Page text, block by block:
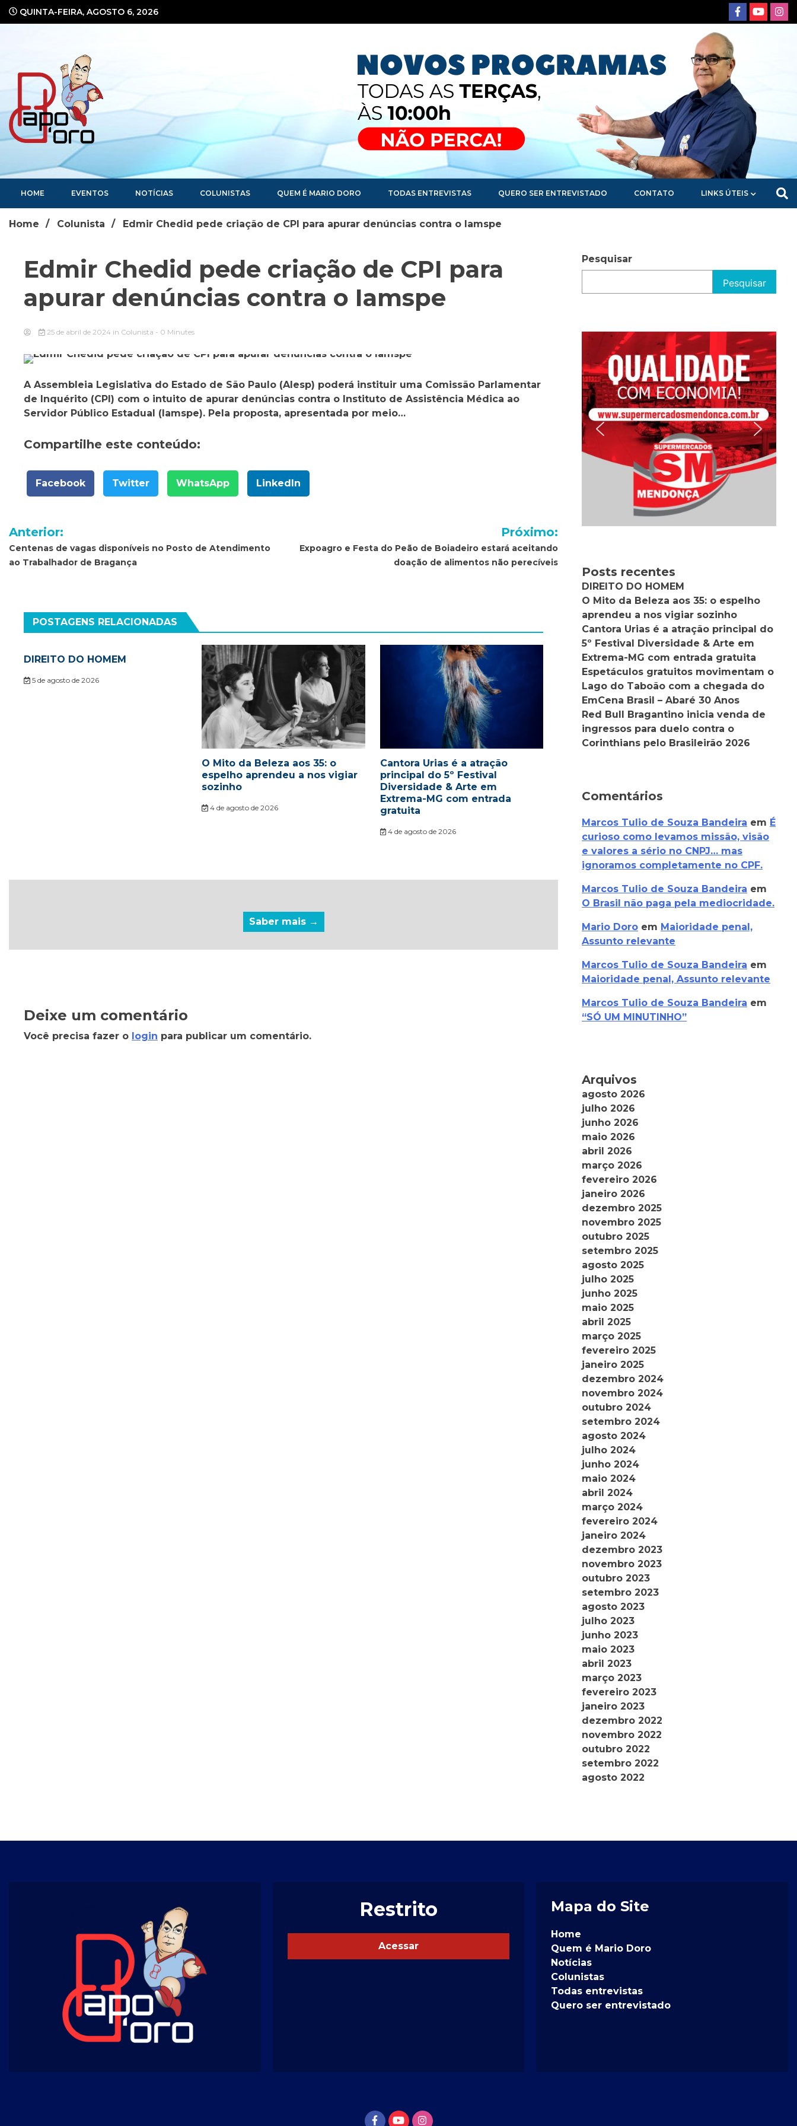
QUINTA-FEIRA, AGOSTO 6, 2026
Portal de Notícias
HOME EVENTOS NOTÍCIAS COLUNISTAS QUEM É MARIO DORO TODAS ENTREVISTAS QUERO SER ENTREVISTADO CONTATO LINKS ÚTEIS
Home Colunista Edmir Chedid pede criação de CPI para apurar denúncias contra o Iamspe
Edmir Chedid pede criação de CPI para
apurar denúncias contra o Iamspe
25 de abril de 2024 in Colunista - 0 Minutes
A Assembleia Legislativa do Estado de São Paulo (Alesp) poderá instituir uma Comissão Parlamentar
de Inquérito (CPI) com o intuito de apurar denúncias contra o Instituto de Assistência Médica ao
Servidor Público Estadual (Iamspe). Pela proposta, apresentada por meio…
Compartilhe este conteúdo:
Facebook Twitter WhatsApp LinkedIn
Navegação
de
Anterior:
Centenas de vagas disponíveis no Posto de Atendimento
ao Trabalhador de Bragança
Próximo:
Expoagro e Festa do Peão de Boiadeiro estará aceitando
doação de alimentos não perecíveis
POSTAGENS RELACIONADAS
DIREITO DO HOMEM
5 de agosto de 2026
O Mito da Beleza aos 35: o
espelho aprendeu a nos vigiar
sozinho
4 de agosto de 2026
Cantora Urias é a atração
principal do 5º Festival
Diversidade & Arte em
Extrema-MG com entrada
gratuita
4 de agosto de 2026
Saber mais →
Deixe um comentário
Você precisa fazer o login para publicar um comentário.
Pesquisar
Pesquisar
Posts recentes
DIREITO DO HOMEM
O Mito da Beleza aos 35: o espelho
aprendeu a nos vigiar sozinho
Cantora Urias é a atração principal do
5º Festival Diversidade & Arte em
Extrema-MG com entrada gratuita
Espetáculos gratuitos movimentam o
Lago do Taboão com a chegada do
EmCena Brasil – Abaré 30 Anos
Red Bull Bragantino inicia venda de
ingressos para duelo contra o
Corinthians pelo Brasileirão 2026
Comentários
Marcos Tulio de Souza Bandeira em É
curioso como levamos missão, visão
e valores a sério no CNPJ… mas
ignoramos completamente no CPF.
Marcos Tulio de Souza Bandeira em
O Brasil não paga pela mediocridade.
Mario Doro em Maioridade penal,
Assunto relevante
Marcos Tulio de Souza Bandeira em
Maioridade penal, Assunto relevante
Marcos Tulio de Souza Bandeira em
“SÓ UM MINUTINHO”
Arquivos
agosto 2026
julho 2026
junho 2026
maio 2026
abril 2026
março 2026
fevereiro 2026
janeiro 2026
dezembro 2025
novembro 2025
outubro 2025
setembro 2025
agosto 2025
julho 2025
junho 2025
maio 2025
abril 2025
março 2025
fevereiro 2025
janeiro 2025
dezembro 2024
novembro 2024
outubro 2024
setembro 2024
agosto 2024
julho 2024
junho 2024
maio 2024
abril 2024
março 2024
fevereiro 2024
janeiro 2024
dezembro 2023
novembro 2023
outubro 2023
setembro 2023
agosto 2023
julho 2023
junho 2023
maio 2023
abril 2023
março 2023
fevereiro 2023
janeiro 2023
dezembro 2022
novembro 2022
outubro 2022
setembro 2022
agosto 2022
Restrito
Acessar
Mapa do Site
Home
Quem é Mario Doro
Notícias
Colunistas
Todas entrevistas
Quero ser entrevistado